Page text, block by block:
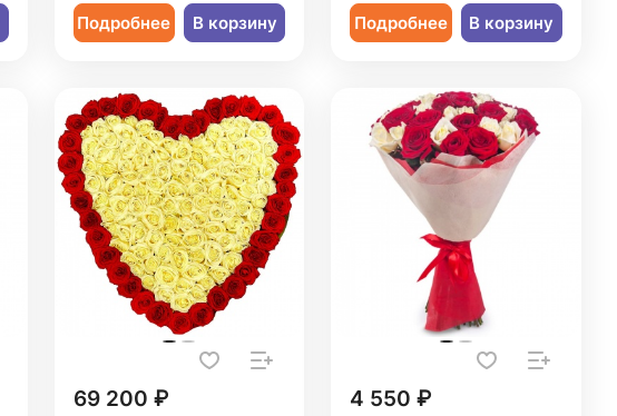
Подробнее В корзину Подробнее В корзину
69 200 ₽ 4 550 ₽